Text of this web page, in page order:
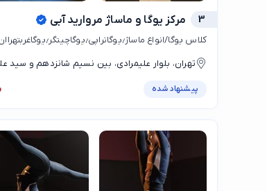
3 مرکز یوگا و ماساژ مروارید آبی
کلاس یوگا/انواع ماساژ٫یوگاتراپی٫یوگاچیتگر٫یوگاغربتهراان٫یوگادریاچه چیتگر
تهران، بلوار علیمرادی، بین نسیم شانزدهم و سید
پیشنهاد شده